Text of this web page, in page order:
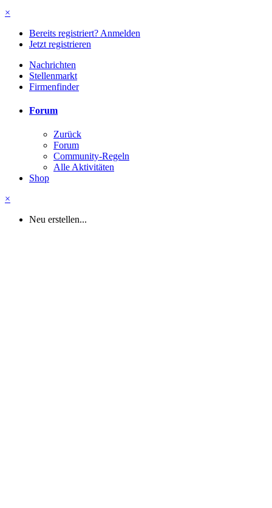
×
Bereits registriert? Anmelden
Jetzt registrieren
Nachrichten
Stellenmarkt
Firmenfinder
Forum
Zurück
Forum
Community-Regeln
Alle Aktivitäten
Shop
×
Neu erstellen...